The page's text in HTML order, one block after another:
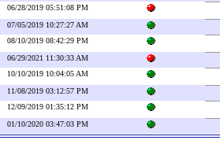
06/28/2019 05:51:08 PM
07/05/2019 10:27:27 AM
08/10/2019 08:42:29 PM
06/29/2021 11:30:33 AM
10/10/2019 10:04:05 AM
11/08/2019 03:12:57 PM
12/09/2019 01:35:12 PM
01/10/2020 03:47:03 PM